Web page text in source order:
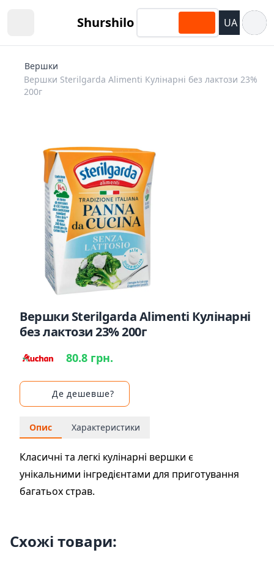
Shurshilo UA
Вершки
Вершки Sterilgarda Alimenti Кулінарні без лактози 23%
200г
Вершки Sterilgarda Alimenti Кулінарні
без лактози 23% 200г
80.8 грн.
Де дешевше?
Опис Характеристики
Класичні та легкі кулінарні вершки є
унікальними інгредієнтами для приготування
багатьох страв.
Схожі товари: